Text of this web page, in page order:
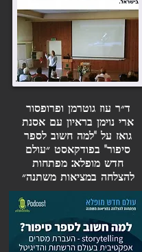
ד״ר עוז גוטרמן ופרופסור
ארי נוימן בראיון עם אסנת
גואז על "למה חשוב לספר
סיפור" בפודקאסט ״עולם
חדש מופלא: מפתחות
להצלחה במציאות משתנה״